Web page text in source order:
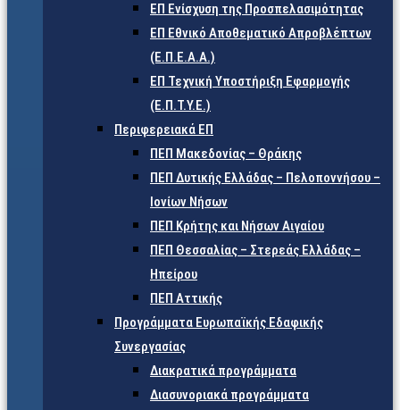
ΕΠ Ενίσχυση της Προσπελασιμότητας
ΕΠ Εθνικό Αποθεματικό Απροβλέπτων
(Ε.Π.Ε.Α.Α.)
ΕΠ Τεχνική Υποστήριξη Εφαρμογής
(Ε.Π.Τ.Υ.Ε.)
Περιφερειακά ΕΠ
ΠΕΠ Μακεδονίας – Θράκης
ΠΕΠ Δυτικής Ελλάδας – Πελοποννήσου –
Ιονίων Νήσων
ΠΕΠ Κρήτης και Νήσων Αιγαίου
ΠΕΠ Θεσσαλίας – Στερεάς Ελλάδας –
Ηπείρου
ΠΕΠ Αττικής
Προγράμματα Ευρωπαϊκής Εδαφικής
Συνεργασίας
Διακρατικά προγράμματα
Διασυνοριακά προγράμματα